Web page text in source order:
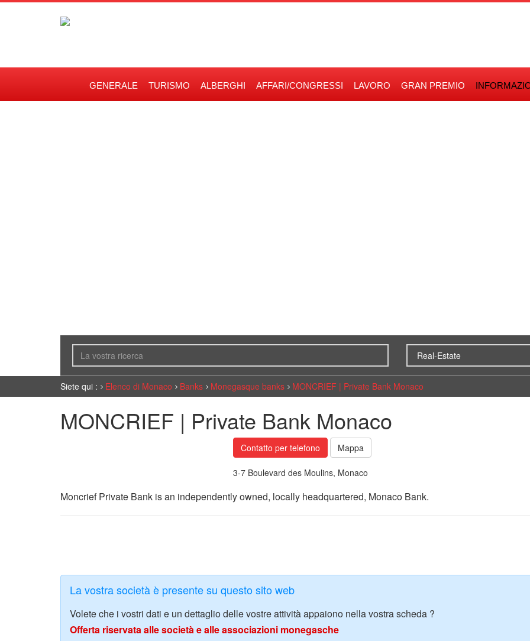
GENERALE TURISMO ALBERGHI AFFARI/CONGRESSI LAVORO GRAN PREMIO
Siete qui : Elenco di Monaco Banks Monegasque banks MONCRIEF | Private Bank Monaco
MONCRIEF | Private Bank Monaco
Contatto per telefono Mappa
3-7 Boulevard des Moulins, Monaco
Moncrief Private Bank is an independently owned, locally headquartered, Monaco Bank.
La vostra società è presente su questo sito web
Volete che i vostri dati e un dettaglio delle vostre attività appaiono nella vostra scheda ?
Offerta riservata alle società e alle associazioni monegasche